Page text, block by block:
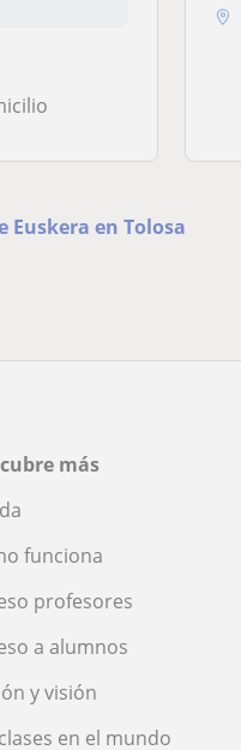
Euskera en Tolosa
más
funciona
profesores
a alumnos
y visión
en el mundo